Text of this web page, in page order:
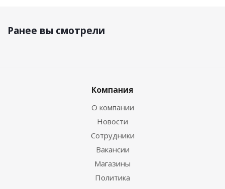
Ранее вы смотрели
Компания
О компании
Новости
Сотрудники
Вакансии
Магазины
Политика